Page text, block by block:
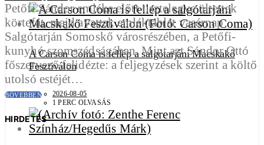
A Carson Coma is fellép a salgótarjáni Macskakő
Fesztiválon
2026-08-05
1 PERC OLVASÁS
Petőfi Sándor emléke előtt tisztelegve ültettek
körtefát, majd avattak emléktáblát vasárnap
Salgótarján Somoskő városrészében, a Petőfi-
kunyhó szomszédságában. Mint azt Sándor Ottó
főszervező felidézte: a feljegyzések szerint a költő
utolsó estéjét…
BŐVEBBEN
HIRDETÉS